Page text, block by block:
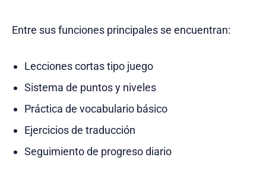
Entre sus funciones principales se encuentran:
Lecciones cortas tipo juego
Sistema de puntos y niveles
Práctica de vocabulario básico
Ejercicios de traducción
Seguimiento de progreso diario